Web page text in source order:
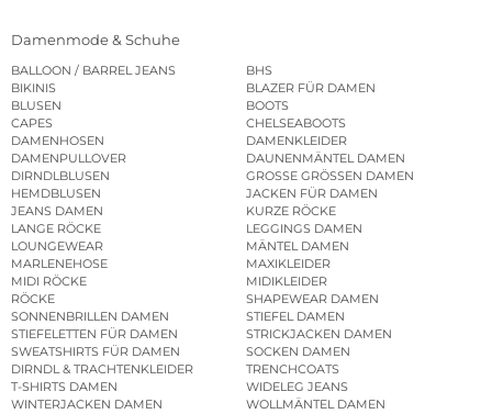
Damenmode & Schuhe
BALLOON / BARREL JEANS
BHS
BIKINIS
BLAZER FÜR DAMEN
BLUSEN
BOOTS
CAPES
CHELSEABOOTS
DAMENHOSEN
DAMENKLEIDER
DAMENPULLOVER
DAUNENMÄNTEL DAMEN
DIRNDLBLUSEN
GROSSE GRÖSSEN DAMEN
HEMDBLUSEN
JACKEN FÜR DAMEN
JEANS DAMEN
KURZE RÖCKE
LANGE RÖCKE
LEGGINGS DAMEN
LOUNGEWEAR
MÄNTEL DAMEN
MARLENEHOSE
MAXIKLEIDER
MIDI RÖCKE
MIDIKLEIDER
RÖCKE
SHAPEWEAR DAMEN
SONNENBRILLEN DAMEN
STIEFEL DAMEN
STIEFELETTEN FÜR DAMEN
STRICKJACKEN DAMEN
SWEATSHIRTS FÜR DAMEN
SOCKEN DAMEN
DIRNDL & TRACHTENKLEIDER
TRENCHCOATS
T-SHIRTS DAMEN
WIDELEG JEANS
WINTERJACKEN DAMEN
WOLLMÄNTEL DAMEN